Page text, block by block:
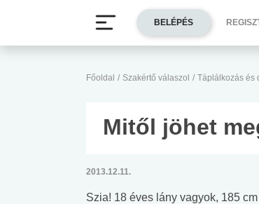
Főoldal / Szakértő válaszol / Táplálkozás és
Mitől jöhet
2013.12.11.
Szia! 18 éves lány vagyok, 185
BELÉPÉS